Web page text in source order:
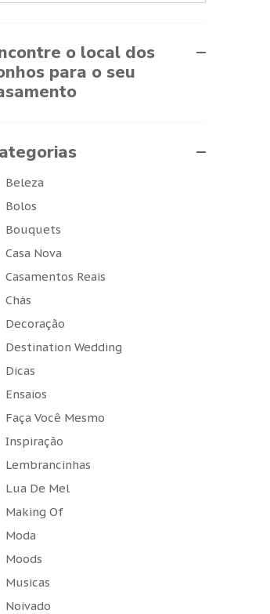
o local dos
para o seu
Beleza
Bolos
Bouquets
Casa Nova
Casamentos Reais
Chás
Decoração
Destination Wedding
Dicas
Ensaios
Faça Você Mesmo
Inspiração
Lembrancinhas
Lua De Mel
Making Of
Moda
Moods
Musicas
Noivado